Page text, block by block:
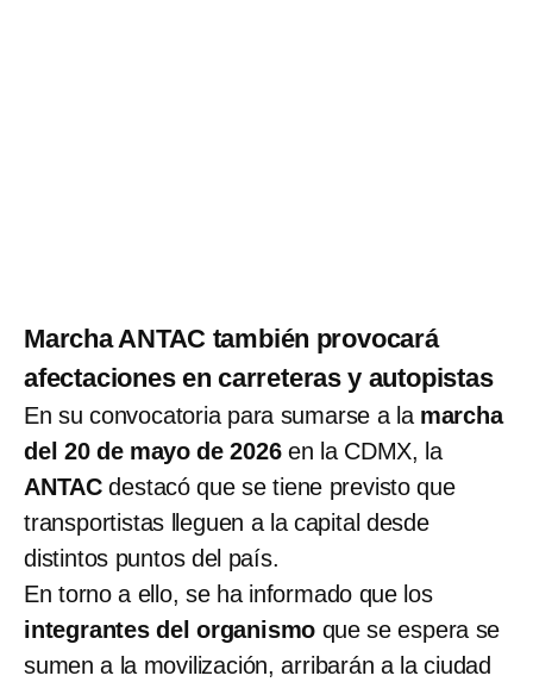
Marcha ANTAC también provocará
afectaciones en carreteras y autopistas
En su convocatoria para sumarse a la marcha
del 20 de mayo de 2026en la CDMX, la
ANTAC destacó que se tiene previsto que
transportistas lleguen a la capital desde
distintos puntos del país.
En torno a ello, se ha informado que los
integrantes del organismo que se espera se
sumen a la movilización, arribarán a la ciudad